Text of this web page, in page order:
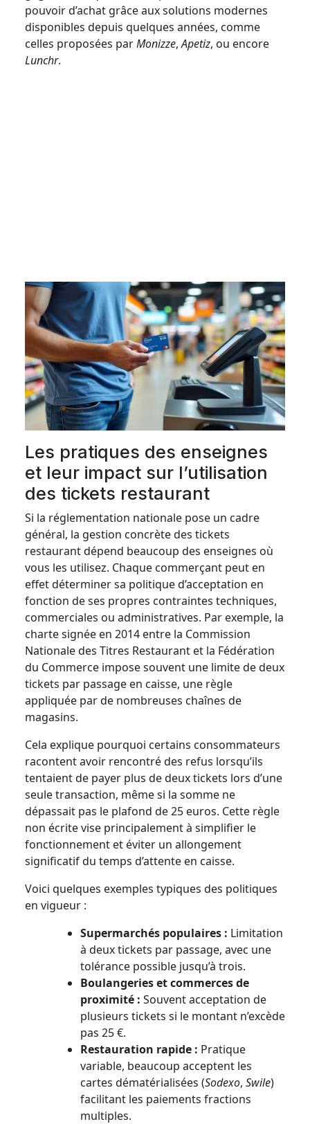
pouvoir d’achat grâce aux solutions modernes
disponibles depuis quelques années, comme
celles proposées parMonizze,Apetiz, ou encore
Lunchr.
Les pratiques des enseignes
et leur impact sur l’utilisation
des tickets restaurant
Si la réglementation nationale pose un cadre
général, la gestion concrète des tickets
restaurant dépend beaucoup des enseignes où
vous les utilisez. Chaque commerçant peut en
effet déterminer sa politique d’acceptation en
fonction de ses propres contraintes techniques,
commerciales ou administratives. Par exemple, la
charte signée en 2014 entre la Commission
Nationale des Titres Restaurant et la Fédération
du Commerce impose souvent une limite de deux
tickets par passage en caisse, une règle
appliquée par de nombreuses chaînes de
magasins.
Cela explique pourquoi certains consommateurs
racontent avoir rencontré des refus lorsqu’ils
tentaient de payer plus de deux tickets lors d’une
seule transaction, même si la somme ne
dépassait pas le plafond de 25 euros. Cette règle
non écrite vise principalement à simplifier le
fonctionnement et éviter un allongement
significatif du temps d’attente en caisse.
Voici quelques exemples typiques des politiques
en vigueur :
Supermarchés populaires : Limitation
à deux tickets par passage, avec une
tolérance possible jusqu’à trois.
Boulangeries et commerces de
proximité : Souvent acceptation de
plusieurs tickets si le montant n’excède
pas 25 €.
Restauration rapide : Pratique
variable, beaucoup acceptent les
cartes dématérialisées (Sodexo, Swile)
facilitant les paiements fractions
multiples.